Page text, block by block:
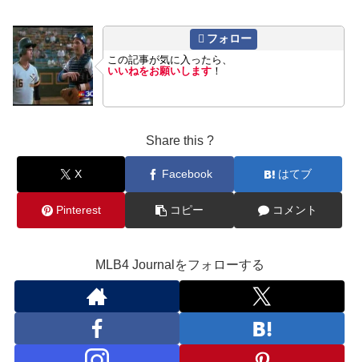
フォロー
この記事が気に入ったら、
いいねをお願いします ！
Share this ?
X Facebook はてブ
Pinterest コピー コメント
MLB4 Journalをフォローする